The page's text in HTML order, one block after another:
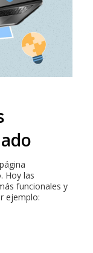
Hoy las
funcionales y
ejemplo: